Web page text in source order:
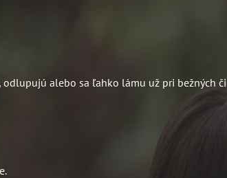
alebo sa ľahko lámu už pri bežných